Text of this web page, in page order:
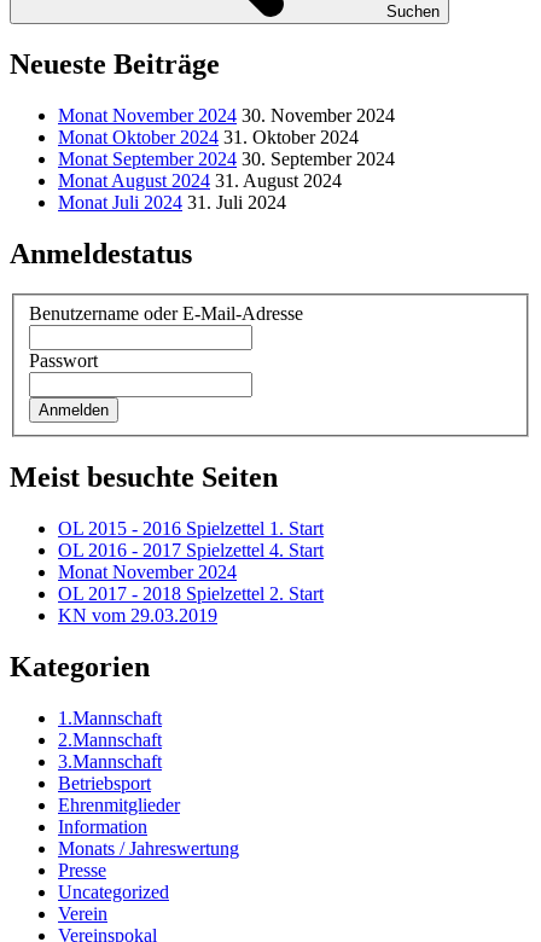
Suchen
Neueste Beiträge
Monat November 2024 30. November 2024
Monat Oktober 2024 31. Oktober 2024
Monat September 2024 30. September 2024
Monat August 2024 31. August 2024
Monat Juli 2024 31. Juli 2024
Anmeldestatus
Benutzername oder E-Mail-Adresse
Passwort
Meist besuchte Seiten
OL 2015 - 2016 Spielzettel 1. Start
OL 2016 - 2017 Spielzettel 4. Start
Monat November 2024
OL 2017 - 2018 Spielzettel 2. Start
KN vom 29.03.2019
Kategorien
1.Mannschaft
2.Mannschaft
3.Mannschaft
Betriebsport
Ehrenmitglieder
Information
Monats / Jahreswertung
Presse
Uncategorized
Verein
Vereinspokal